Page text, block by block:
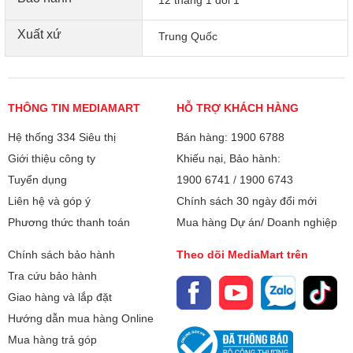
Xuất xứ Trung Quốc
THÔNG TIN MEDIAMART
Hệ thống 334 Siêu thị
Giới thiệu công ty
Tuyển dụng
Liên hệ và góp ý
Phương thức thanh toán
HỖ TRỢ KHÁCH HÀNG
Bán hàng: 1900 6788
Khiếu nại, Bảo hành:
1900 6741 / 1900 6743
Chính sách 30 ngày đổi mới
Mua hàng Dự án/ Doanh nghiệp
Chính sách bảo hành
Tra cứu bảo hành
Giao hàng và lắp đặt
Hướng dẫn mua hàng Online
Mua hàng trả góp
Theo dõi MediaMart trên